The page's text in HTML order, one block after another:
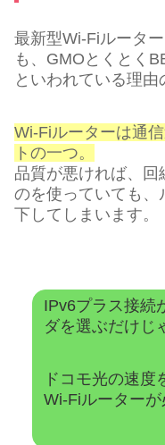
最新型Wi-Fiルータ
も、GMOとくとく
といわれている理由
Wi-Fiルーターは通
トの一つ。
品質が悪ければ、回
のを使っていても
下してしまいます。
IPv6プラス接続
ダを選ぶだけじ
ドコモ光の速度
Wi-Fiルーターが